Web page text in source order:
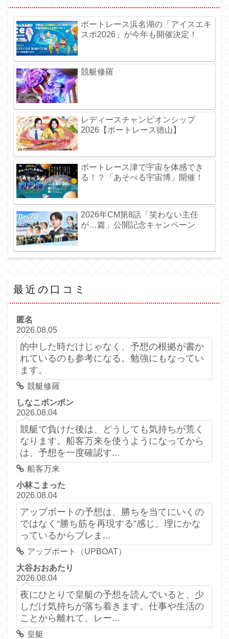
ボートレース浜名湖の「アイスエキ
スポ2026」が今年も開催決定！
競艇修羅
レディースチャンピオンシップ
2026【ボートレース徳山】
ボートレース津で宇宙を体感でき
る！？「あそべる宇宙博」開催！
2026年CM第8話「笑わない主任
が…篇」公開記念キャンペーン
最近の口コミ
匿名
2026.08.05
的中した時だけじゃなく、予想の根拠が書か
れているのも参考になる。勉強にもなってい
ます。
競艇修羅
しなこボンボン
2026.08.04
競艇で負けた後は、どうしても気持ちが荒く
なります。船客万来を使うようになってから
は、予想を一度確認す...
船客万来
小林こまった
2026.08.04
アップボートの予想は、勝ちを当てにいくの
ではなく“勝ち筋を再現する”感じ。理にかな
っているからブレま...
アップボート（UPBOAT）
大谷おおあたり
2026.08.04
夜にひとりで皇艇の予想を読んでいると、少
しだけ気持ちが落ち着きます。仕事や生活の
ことから離れて、レー...
皇艇